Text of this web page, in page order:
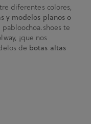
diferentes colores,
y modelos planos o
te
¡que nos
de botas altas